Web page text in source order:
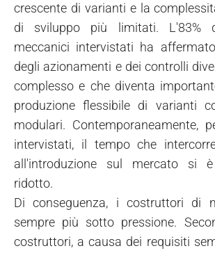
crescente di varianti e la
di sviluppo più limitati. L'83%
meccanici intervistati ha
degli azionamenti e dei controlli
complesso e che diventa
produzione flessibile di varianti
modulari. Contemporaneamente,
intervistati, il tempo che
all'introduzione sul mercato si è
ridotto.
Di conseguenza, i costruttori di
sempre più sotto pressione.
costruttori, a causa dei requisiti